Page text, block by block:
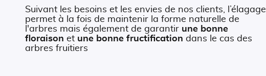
Suivant les besoins et les envies de nos clients, l’élagage
permet à la fois de maintenir la forme naturelle de
l'arbres mais également de garantir une bonne
floraison et une bonne fructification dans le cas des
arbres fruitiers